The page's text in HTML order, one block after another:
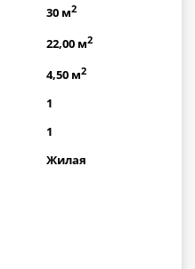
30 м2
22,00 м2
4,50 м2
1
1
Жилая